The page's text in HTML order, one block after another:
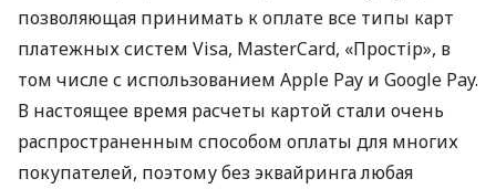
позволяющая принимать к оплате все типы карт
платежных систем Visa, MasterCard, «Простір», в
том числе с использованием Apple Pay и Google Pay.
В настоящее время расчеты картой стали очень
распространенным способом оплаты для многих
покупателей, поэтому без эквайринга любая